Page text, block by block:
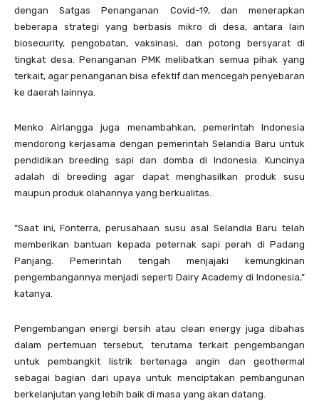
dengan Satgas Penanganan Covid-19, dan menerapkan
beberapa strategi yang berbasis mikro di desa, antara lain
biosecurity, pengobatan, vaksinasi, dan potong bersyarat di
tingkat desa. Penanganan PMK melibatkan semua pihak yang
terkait, agar penanganan bisa efektif dan mencegah penyebaran
ke daerah lainnya.
Menko Airlangga juga menambahkan, pemerintah Indonesia
mendorong kerjasama dengan pemerintah Selandia Baru untuk
pendidikan breeding sapi dan domba di Indonesia. Kuncinya
adalah di breeding agar dapat menghasilkan produk susu
maupun produk olahannya yang berkualitas.
“Saat ini, Fonterra, perusahaan susu asal Selandia Baru telah
memberikan bantuan kepada peternak sapi perah di Padang
Panjang. Pemerintah tengah menjajaki kemungkinan
pengembangannya menjadi seperti Dairy Academy di Indonesia,”
katanya.
Pengembangan energi bersih atau clean energy juga dibahas
dalam pertemuan tersebut, terutama terkait pengembangan
untuk pembangkit listrik bertenaga angin dan geothermal
sebagai bagian dari upaya untuk menciptakan pembangunan
berkelanjutan yang lebih baik di masa yang akan datang.